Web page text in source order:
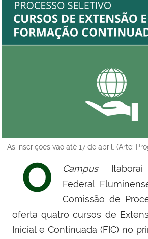
As inscrições vão até 17 de abril. (Arte:
O Campus
Federal
Comissão de
oferta quatro cursos de
Inicial e Continuada (FIC) no